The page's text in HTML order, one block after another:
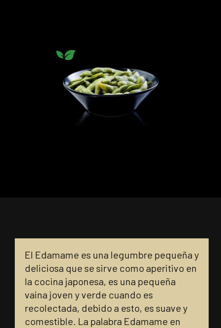
El Edamame es una legumbre pequeña y
deliciosa que se sirve como aperitivo en
la cocina japonesa, es una pequeña
vaina joven y verde cuando es
recolectada, debido a esto, es suave y
comestible. La palabra Edamame en